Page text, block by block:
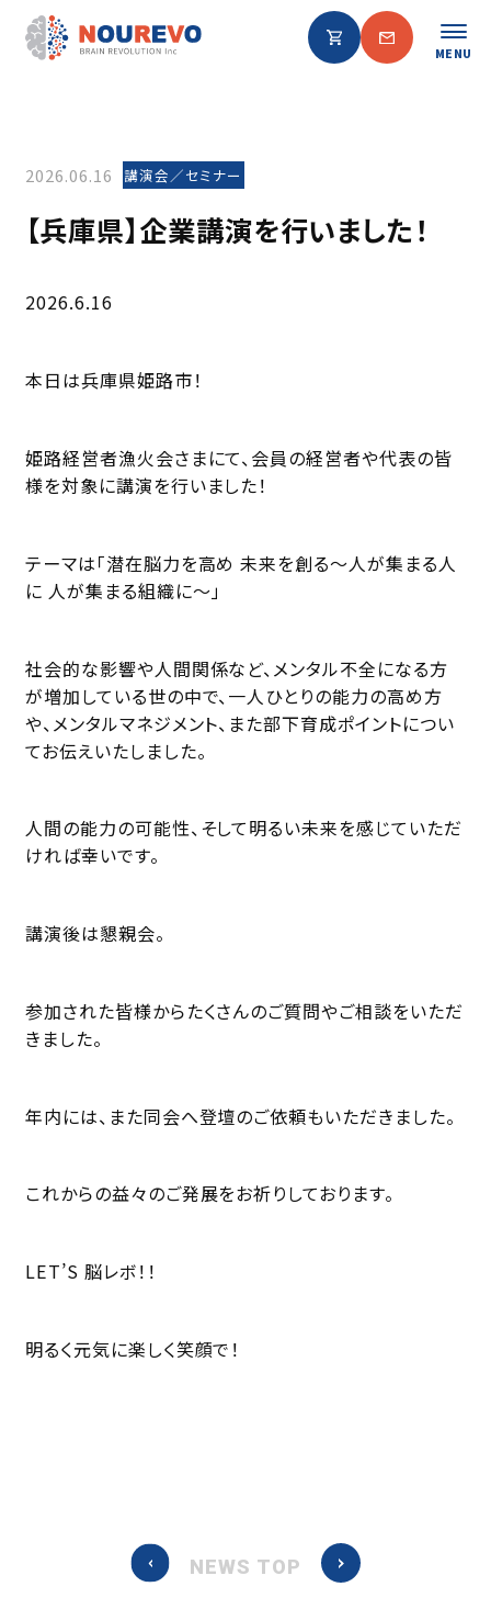
MENU
2026.06.16 講演会／セミナー
【兵庫県】企業講演を行いました！
2026.6.16
本日は兵庫県姫路市！
姫路経営者漁火会さまにて、会員の経営者や代表の皆
様を対象に講演を行いました！
テーマは「潜在脳力を高め 未来を創る〜人が集まる人
に 人が集まる組織に〜」
社会的な影響や人間関係など、メンタル不全になる方
が増加している世の中で、一人ひとりの能力の高め方
や、メンタルマネジメント、また部下育成ポイントについ
てお伝えいたしました。
人間の能力の可能性、そして明るい未来を感じていただ
ければ幸いです。
講演後は懇親会。
参加された皆様からたくさんのご質問やご相談をいただ
きました。
年内には、また同会へ登壇のご依頼もいただきました。
これからの益々のご発展をお祈りしております。
LET’S 脳レボ！！
明るく元気に楽しく笑顔で！
NEWS TOP